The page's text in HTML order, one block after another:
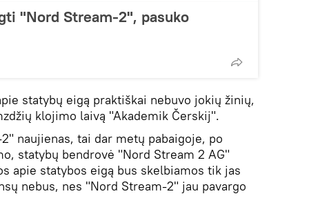
"Nord Stream-2", pasuko
statybų eigą praktiškai nebuvo jokių žinių,
klojimo laivą "Akademik Čerskij".
naujienas, tai dar metų pabaigoje, po
statybų bendrovė "Nord Stream 2 AG"
apie statybos eigą bus skelbiamos tik jas
nebus, nes "Nord Stream-2" jau pavargo